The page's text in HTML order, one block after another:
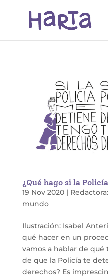
¿Qué hago si la
19 Nov 2020|
mundo
Ilustración: Isabel
qué hacer en un
vamos a hablar de qué
de que la Policía te
derechos? Es